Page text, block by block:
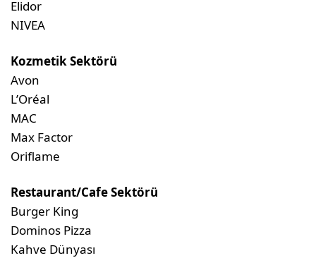
Elidor
NIVEA
Kozmetik Sektörü
Avon
L’Oréal
MAC
Max Factor
Oriflame
Restaurant/Cafe Sektörü
Burger King
Dominos Pizza
Kahve Dünyası